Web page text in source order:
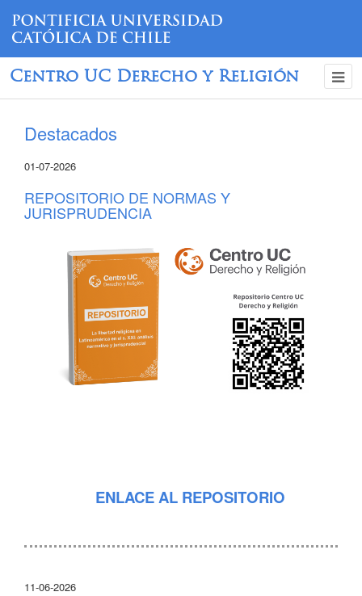
Centro UC Derecho y Religión
Destacados
01-07-2026
REPOSITORIO DE NORMAS Y
JURISPRUDENCIA
ENLACE AL REPOSITORIO
11-06-2026